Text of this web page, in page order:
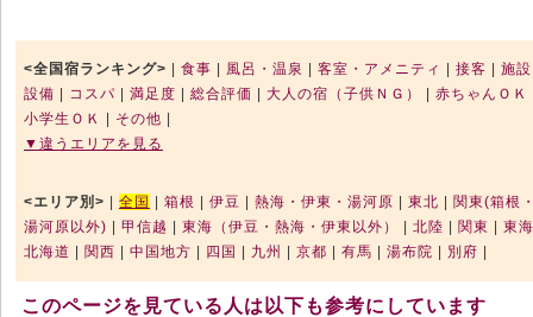
<全国宿ランキング> | 食事 | 風呂・温泉 | 客室・アメニティ | 接客 | 施
設備 | コスパ | 満足度 | 総合評価 | 大人の宿（子供ＮＧ） | 赤ちゃんＯＫ
小学生ＯＫ
| その他 |
▼違うエリアを見る
<エリア別> | 全国 | 箱根 | 伊豆 | 熱海・伊東・湯河原 | 東北 | 関東(箱根
湯河原以外) | 甲信越 | 東海（伊豆・熱海・伊東以外） | 北陸 | 関東 | 東海
北海道 | 関西 | 中国地方 | 四国 | 九州 | 京都 | 有馬 | 湯布院 | 別府 |
このページを見ている人は以下も参考にしています